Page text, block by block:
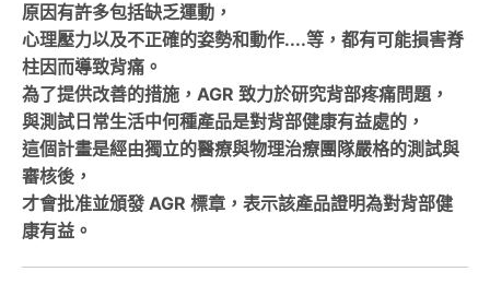
原因有許多包括缺乏運動，
心理壓力以及不正確的姿勢和動作....等，都有可能損害脊
柱因而導致背痛。
為了提供改善的措施，AGR 致力於研究背部疼痛問題，
與測試日常生活中何種產品是對背部健康有益處的，
這個計畫是經由獨立的醫療與物理治療團隊嚴格的測試與
審核後，
才會批准並頒發 AGR 標章，表示該產品證明為對背部健
康有益。